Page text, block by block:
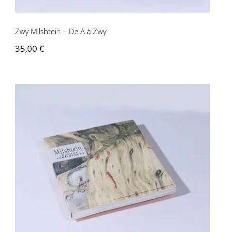
Zwy Milshtein – De A à Zwy
35,00 €
Zwy Milshtein – Petites confidences